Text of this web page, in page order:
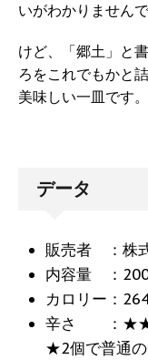
いがわかりませんで
けど、「郷土」と
ろをこれでもかと
美味しい一皿です
データ
販売者 ：株
内容量 ：
カロリー：
辛さ ：
★2個で普通の